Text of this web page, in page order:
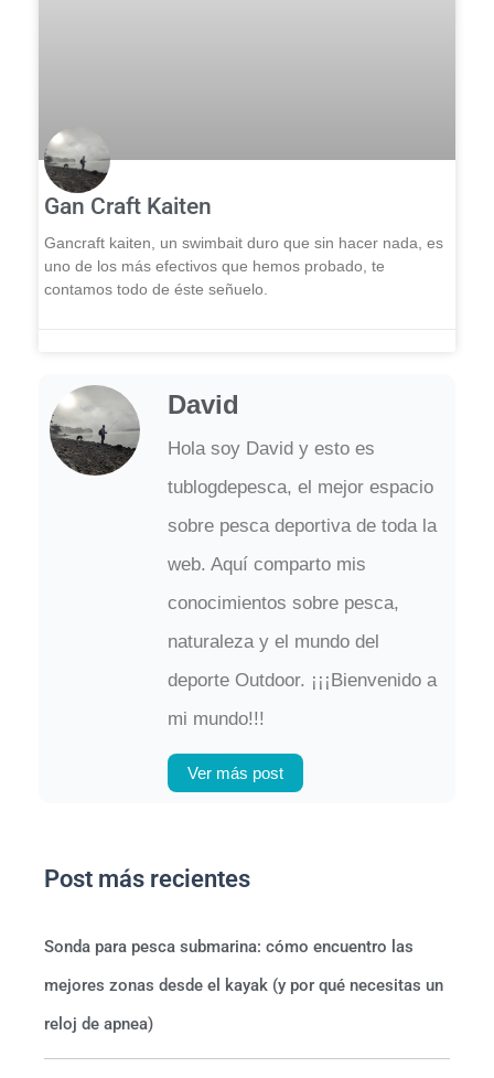
Gan Craft Kaiten
Gancraft kaiten, un swimbait duro que sin hacer nada, es
uno de los más efectivos que hemos probado, te
contamos todo de éste señuelo.
David
Hola soy David y esto es
tublogdepesca, el mejor espacio
sobre pesca deportiva de toda la
web. Aquí comparto mis
conocimientos sobre pesca,
naturaleza y el mundo del
deporte Outdoor. ¡¡¡Bienvenido a
mi mundo!!!
Ver más post
Post más recientes
Sonda para pesca submarina: cómo encuentro las
mejores zonas desde el kayak (y por qué necesitas un
reloj de apnea)